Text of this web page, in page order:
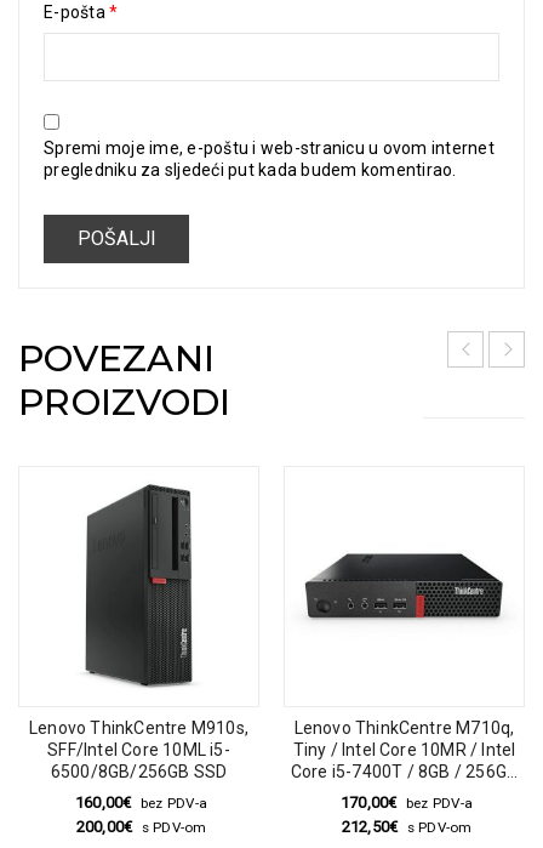
E-pošta *
Spremi moje ime, e-poštu i web-stranicu u ovom internet
pregledniku za sljedeći put kada budem komentirao.
POVEZANI
PROIZVODI
Lenovo ThinkCentre M910s,
SFF/Intel Core 10ML i5-
6500/8GB/256GB SSD
160,00€ bez PDV-a
200,00€ s PDV-om
Lenovo ThinkCentre M710q,
Tiny / Intel Core 10MR / Intel
Core i5-7400T / 8GB / 256GB
SSD
170,00€ bez PDV-a
212,50€ s PDV-om